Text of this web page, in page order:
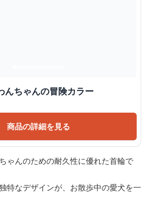
ト用首輪 わんちゃんの冒険カラー
商品の詳細を見る
ゃんのための耐久性に優れた首輪で
特なデザインが、お散歩中の愛犬を一